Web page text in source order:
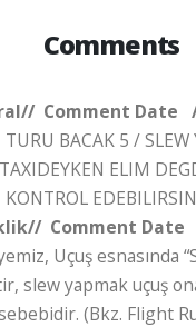
Comments
Comment Date
TURU BACAK 5 /
ELIM
KONTROL
Comment Date
Uçuş esnasında
slew yapmak uçuş
(Bkz. Flight